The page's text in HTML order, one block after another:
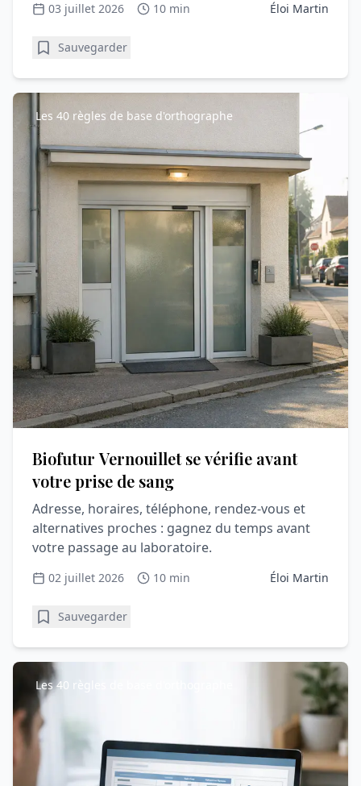
03 juillet 2026 10 min Éloi Martin
Sauvegarder
Les 40 règles de base d'orthographe
Biofutur Vernouillet se vérifie avant
votre prise de sang
Adresse, horaires, téléphone, rendez-vous et
alternatives proches : gagnez du temps avant
votre passage au laboratoire.
02 juillet 2026 10 min Éloi Martin
Sauvegarder
Les 40 règles de base d'orthographe